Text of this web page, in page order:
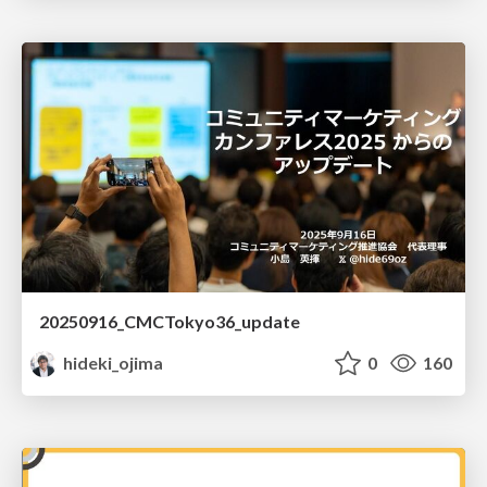
20250916_CMCTokyo36_update
hideki_ojima
0 160